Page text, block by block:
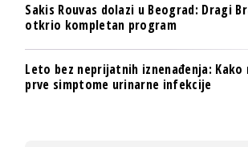
Sakis Rouvas dolazi u Beograd: Dragi
otkrio kompletan program
Leto bez neprijatnih iznenađenja:
prve simptome urinarne infekcije